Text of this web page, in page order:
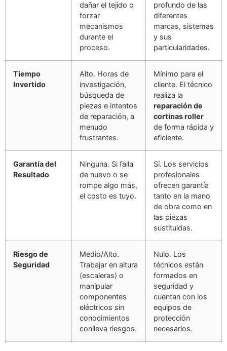
dañar el tejido o
forzar
mecanismos
durante el
proceso.
profundo de las
diferentes
marcas, sistemas
y sus
particularidades.
Tiempo
Invertido
Alto. Horas de
investigación,
búsqueda de
piezas e intentos
de reparación, a
menudo
frustrantes.
Mínimo para el
cliente. El técnico
realiza la
reparación de
cortinas roller
de forma rápida y
eficiente.
Garantía del
Resultado
Ninguna. Si falla
de nuevo o se
rompe algo más,
el costo es tuyo.
Sí. Los servicios
profesionales
ofrecen garantía
tanto en la mano
de obra como en
las piezas
sustituidas.
Riesgo de
Seguridad
Medio/Alto.
Trabajar en altura
(escaleras) o
manipular
componentes
eléctricos sin
conocimientos
conlleva riesgos.
Nulo. Los
técnicos están
formados en
seguridad y
cuentan con los
equipos de
protección
necesarios.